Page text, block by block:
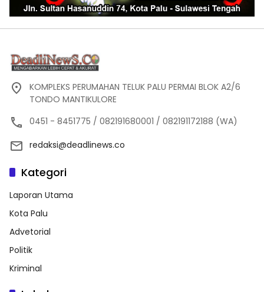
KOMPLEKS PERUMAHAN TELUK PALU PERMAI BLOK A2/6
TONDO MANTIKULORE
0451 - 8451775 / 082191680001 / 082191172188 (WA)
redaksi@deadlinews.co
Kategori
Laporan Utama
Kota Palu
Advetorial
Politik
Kriminal